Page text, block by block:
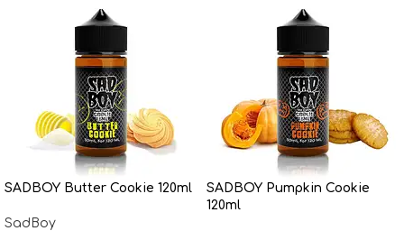
SADBOY Butter Cookie 120ml
SadBoy
SADBOY Pumpkin Cookie
120ml